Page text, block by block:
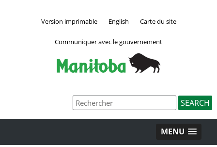
Version imprimable English Carte du site
Communiquer avec le gouvernement
MENU